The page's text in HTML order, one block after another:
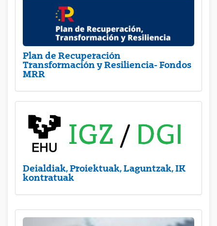
Plan de Recuperación
Transformación y Resiliencia- Fondos
MRR
Deialdiak, Proiektuak, Laguntzak, IK
kontratuak